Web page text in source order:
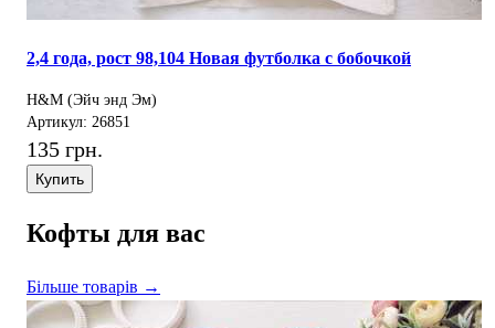
2,4 года, рост 98,104 Новая футболка с бобочкой
H&M (Эйч энд Эм)
Артикул: 26851
135 грн.
Купить
Кофты для вас
Більше товарів →